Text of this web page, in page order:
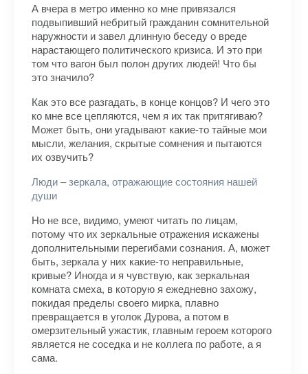
А вчера в метро именно ко мне привязался
подвыпивший небритый гражданин сомнительной
наружности и завел длинную беседу о вреде
нарастающего политического кризиса. И это при
том что вагон был полон других людей! Что бы
это значило?
Как это все разгадать, в конце концов? И чего это
ко мне все цепляются, чем я их так притягиваю?
Может быть, они угадывают какие-то тайные мои
мысли, желания, скрытые сомнения и пытаются
их озвучить?
Люди – зеркала, отражающие состояния нашей
души
Но не все, видимо, умеют читать по лицам,
потому что их зеркальные отражения искажены
дополнительными перегибами сознания. А, может
быть, зеркала у них какие-то неправильные,
кривые? Иногда и я чувствую, как зеркальная
комната смеха, в которую я ежедневно захожу,
покидая пределы своего мирка, плавно
превращается в уголок Дурова, а потом в
омерзительный ужастик, главным героем которого
является не соседка и не коллега по работе, а я
сама.